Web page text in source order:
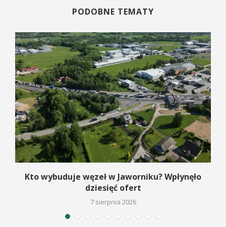
PODOBNE TEMATY
Kto wybuduje węzeł w Jaworniku? Wpłynęło
dziesięć ofert
7 sierpnia 2026